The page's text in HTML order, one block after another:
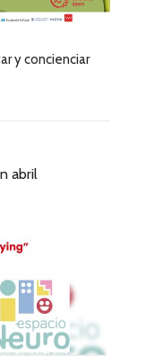
y concienciar
abril